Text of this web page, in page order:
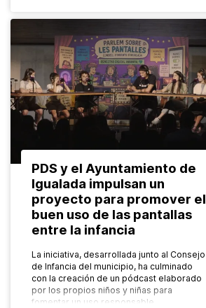
PDS y el Ayuntamiento de
Igualada impulsan un
proyecto para promover el
buen uso de las pantallas
entre la infancia
La iniciativa, desarrollada junto al Consejo
de Infancia del municipio, ha culminado
con la creación de un pódcast elaborado
por los propios niños y niñas para
fomentar un uso responsable…